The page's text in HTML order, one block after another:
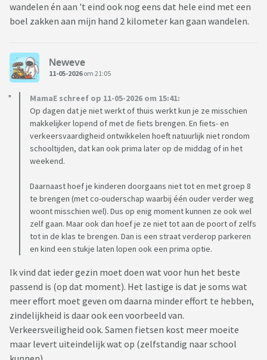
wandelen én aan 't eind ook nog eens dat hele eind met een
boel zakken aan mijn hand 2 kilometer kan gaan wandelen.
Neweve
11-05-2026om 21:05
MamaE schreef op 11-05-2026 om 15:41:
Op dagen dat je niet werkt of thuis werkt kun je ze misschien
makkelijker lopend of met de fiets brengen. En fiets- en
verkeersvaardigheid ontwikkelen hoeft natuurlijk niet rondom
schooltijden, dat kan ook prima later op de middag of in het
weekend.
Daarnaast hoef je kinderen doorgaans niet tot en met groep 8
te brengen (met co-ouderschap waarbij één ouder verder weg
woont misschien wel). Dus op enig moment kunnen ze ook wel
zelf gaan. Maar ook dan hoef je ze niet tot aan de poort of zelfs
tot in de klas te brengen. Dan is een straat verderop parkeren
en kind een stukje laten lopen ook een prima optie.
Ik vind dat ieder gezin moet doen wat voor hun het beste
passend is (op dat moment). Het lastige is dat je soms wat
meer effort moet geven om daarna minder effort te hebben,
zindelijkheid is daar ook een voorbeeld van.
Verkeersveiligheid ook. Samen fietsen kost meer moeite
maar levert uiteindelijk wat op (zelfstandig naar school